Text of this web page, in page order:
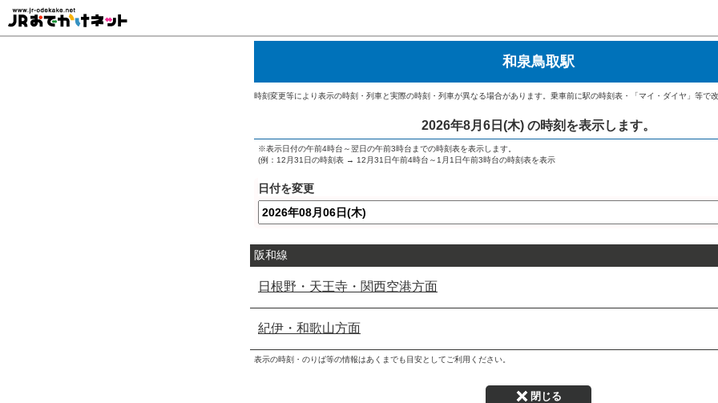
和泉鳥取駅
時刻変更等により表示の時刻・列車と実際の時刻・列車が異なる場合があります。乗車前に駅の時刻表・「マイ・ダイヤ」等で改
2026年8月6日(木) の時刻を表示します。
日付を変更
※表示日付の午前4時台～翌日の午前3時台までの時刻表を表示します。
(例：12月31日の時刻表 → 12月31日午前4時台～1月1日午前3時台の時刻表を表示
阪和線
日根野・天王寺・関西空港方面
紀伊・和歌山方面
表示の時刻・のりば等の情報はあくまでも目安としてご利用ください。
閉じる